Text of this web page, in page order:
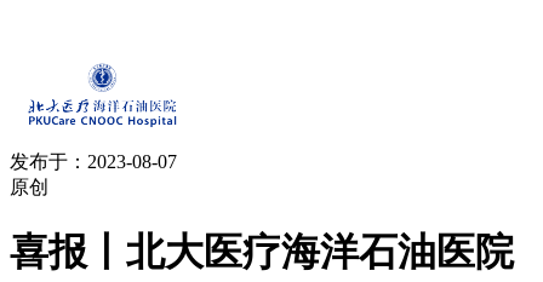
发布于：2023-08-07
原创
喜报丨北大医疗海洋石油医院